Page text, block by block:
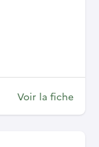
Voir la fiche